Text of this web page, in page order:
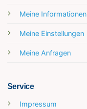
Meine Informationen
Meine Einstellungen
Meine Anfragen
Service
Impressum